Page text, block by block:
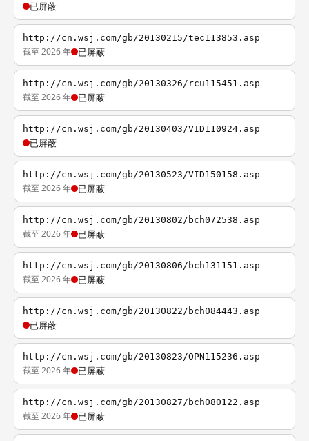
已屏蔽
http://cn.wsj.com/gb/20130215/tec113853.asp
截至 2026 年 已屏蔽
http://cn.wsj.com/gb/20130326/rcu115451.asp
截至 2026 年 已屏蔽
http://cn.wsj.com/gb/20130403/VID110924.asp
已屏蔽
http://cn.wsj.com/gb/20130523/VID150158.asp
截至 2026 年 已屏蔽
http://cn.wsj.com/gb/20130802/bch072538.asp
截至 2026 年 已屏蔽
http://cn.wsj.com/gb/20130806/bch131151.asp
截至 2026 年 已屏蔽
http://cn.wsj.com/gb/20130822/bch084443.asp
已屏蔽
http://cn.wsj.com/gb/20130823/OPN115236.asp
截至 2026 年 已屏蔽
http://cn.wsj.com/gb/20130827/bch080122.asp
截至 2026 年 已屏蔽